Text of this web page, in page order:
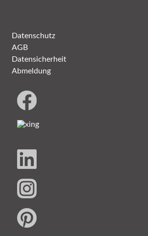
Datenschutz
AGB
Datensicherheit
Abmeldung